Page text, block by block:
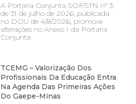
A Portaria Conjunta SOF/STN nº 3,
de 31 de julho de 2026, publicada
no DOU de 4/8/2026, promove
alterações no Anexo I da Portaria
Conjunta
TCEMG – Valorização Dos
Profissionais Da Educação Entra
Na Agenda Das Primeiras Ações
Do Gaepe-Minas